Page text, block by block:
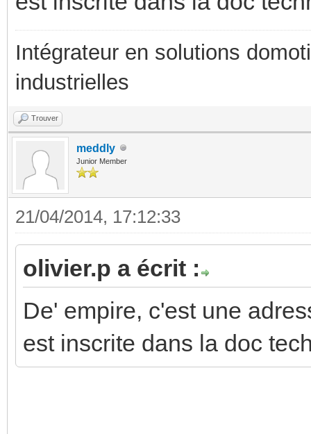
Intégrateur en solutions
industrielles
Trouver
meddly
Junior Member
21/04/2014, 17:12:33
olivier.p a écrit :
De' empire, c'est une
est inscrite dans la doc